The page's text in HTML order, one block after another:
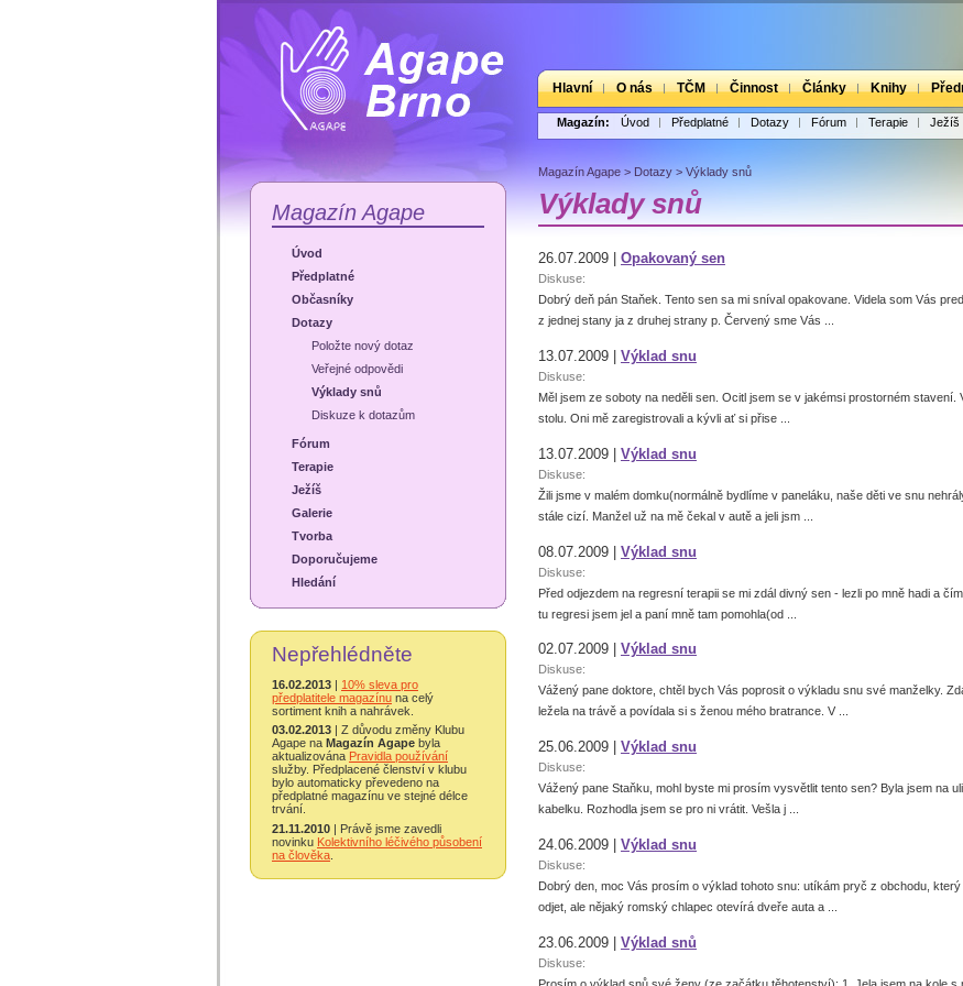
Hlavní O nás TČM Činnost Články Knihy
Magazín: Úvod Předplatné Dotazy Fórum Terapie Ježíš
Magazín Agape
Úvod
Předplatné
Občasníky
Dotazy
Položte nový dotaz
Veřejné odpovědi
Výklady snů
Diskuze k dotazům
Fórum
Terapie
Ježíš
Galerie
Tvorba
Doporučujeme
Hledání
Nepřehlédněte
16.02.2013 | 10% sleva pro
předplatitele magazínu na celý
sortiment knih a nahrávek.
03.02.2013 | Z důvodu změny Klubu
Agape na Magazín Agape byla
aktualizována Pravidla používání
služby. Předplacené členství v klubu
bylo automaticky převedeno na
předplatné magazínu ve stejné délce
trvání.
21.11.2010 | Právě jsme zavedli
novinku Kolektivního léčivého působení
na člověka
Magazín Agape > Dotazy > Výklady snů
Výklady snů
26.07.2009 | Opakovaný sen
Diskuse:
Dobrý deň pán Staňek. Tento sen sa mi sníval opakovane. Videla som Vás
z jednej stany ja z druhej strany p. Červený sme Vás ...
13.07.2009 | Výklad snu
Diskuse:
Měl jsem ze soboty na neděli sen. Ocitl jsem se v jakémsi prostorném stavení.
stolu. Oni mě zaregistrovali a kývli ať si přise ...
13.07.2009 | Výklad snu
Diskuse:
Žili jsme v malém domku(normálně bydlíme v paneláku, naše děti ve snu
stále cizí. Manžel už na mě čekal v autě a jeli jsm ...
08.07.2009 | Výklad snu
Diskuse:
Před odjezdem na regresní terapii se mi zdál divný sen - lezli po mně hadi a
tu regresi jsem jel a paní mně tam pomohla(od ...
02.07.2009 | Výklad snu
Diskuse:
Vážený pane doktore, chtěl bych Vás poprosit o výkladu snu své manželky.
ležela na trávě a povídala si s ženou mého bratrance. V ...
25.06.2009 | Výklad snu
Diskuse:
Vážený pane Staňku, mohl byste mi prosím vysvětlit tento sen? Byla jsem na
kabelku. Rozhodla jsem se pro ni vrátit. Vešla j ...
24.06.2009 | Výklad snu
Diskuse:
Dobrý den, moc Vás prosím o výklad tohoto snu: utíkám pryč z obchodu,
odjet, ale nějaký romský chlapec otevírá dveře auta a ...
23.06.2009 | Výklad snů
Diskuse: